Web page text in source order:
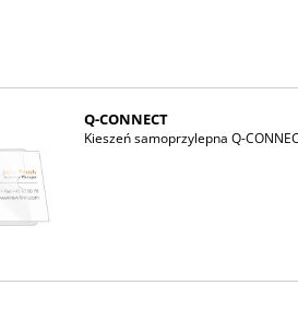
Q-CONNECT
Kieszeń samoprzylepna Q-